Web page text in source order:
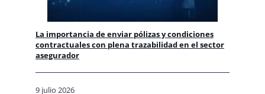
La importancia de enviar pólizas y condiciones
contractuales con plena trazabilidad en el sector
asegurador
9 julio 2026